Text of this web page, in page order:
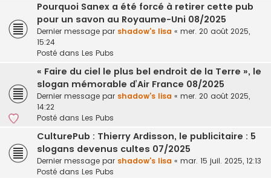
Pourquoi Sanex a été forcé à retirer cette pub
pour un savon au Royaume-Uni 08/2025
Dernier message par shadow's lisa « mer. 20 août 2025,
15:24
Posté dans Les Pubs
« Faire du ciel le plus bel endroit de la Terre », le
slogan mémorable d’Air France 08/2025
Dernier message par shadow's lisa « mer. 20 août 2025,
14:22
Posté dans Les Pubs
CulturePub : Thierry Ardisson, le publicitaire : 5
slogans devenus cultes 07/2025
Dernier message par shadow's lisa « mar. 15 juil. 2025, 12:13
Posté dans Les Pubs